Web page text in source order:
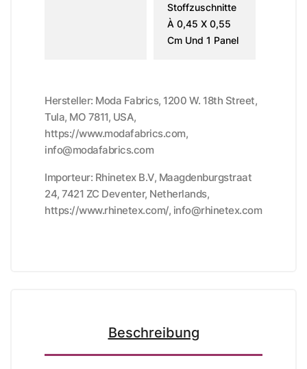
Stoffzuschnitte
À 0,45 X 0,55
Cm Und 1 Panel
Hersteller: Moda Fabrics, 1200 W. 18th Street,
Tula, MO 7811, USA,
https://www.modafabrics.com,
info@modafabrics.com
Importeur: Rhinetex B.V, Maagdenburgstraat
24, 7421 ZC Deventer, Netherlands,
https://www.rhinetex.com/, info@rhinetex.com
Beschreibung